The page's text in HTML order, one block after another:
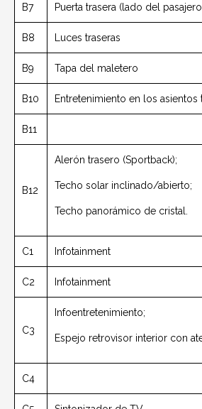
B7 Puerta trasera (lado del
B8 Luces traseras
B9 Tapa del maletero
B10 Entretenimiento en los asientos
B11
B12
Alerón trasero (Sportback);
Techo solar inclinado/abierto;
Techo panorámico de cristal.
C1 Infotainment
C2 Infotainment
C3
Infoentretenimiento;
Espejo retrovisor interior con
C4